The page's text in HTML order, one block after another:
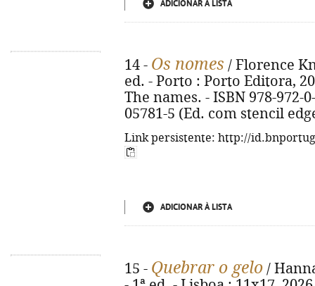
ADICIONAR À LISTA
14 - Os nomes / Florence
ed. - Porto : Porto Editora,
The names. - ISBN 978-972-
05781-5 (Ed. com stencil
Link persistente: http://
ADICIONAR À LISTA
15 - Quebrar o gelo /